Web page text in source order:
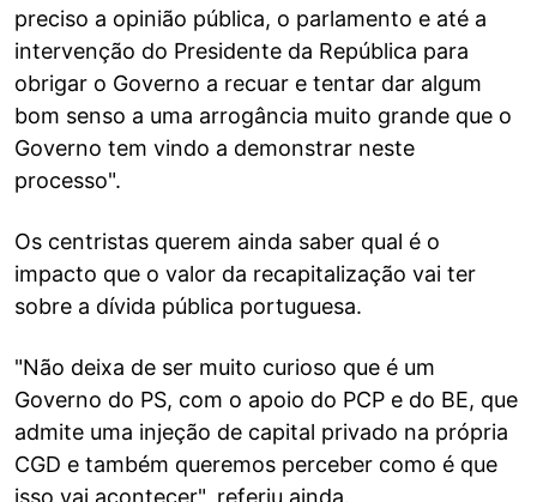
preciso a opinião pública, o parlamento e até a
intervenção do Presidente da República para
obrigar o Governo a recuar e tentar dar algum
bom senso a uma arrogância muito grande que o
Governo tem vindo a demonstrar neste
processo".
Os centristas querem ainda saber qual é o
impacto que o valor da recapitalização vai ter
sobre a dívida pública portuguesa.
"Não deixa de ser muito curioso que é um
Governo do PS, com o apoio do PCP e do BE, que
admite uma injeção de capital privado na própria
CGD e também queremos perceber como é que
isso vai acontecer", referiu ainda.